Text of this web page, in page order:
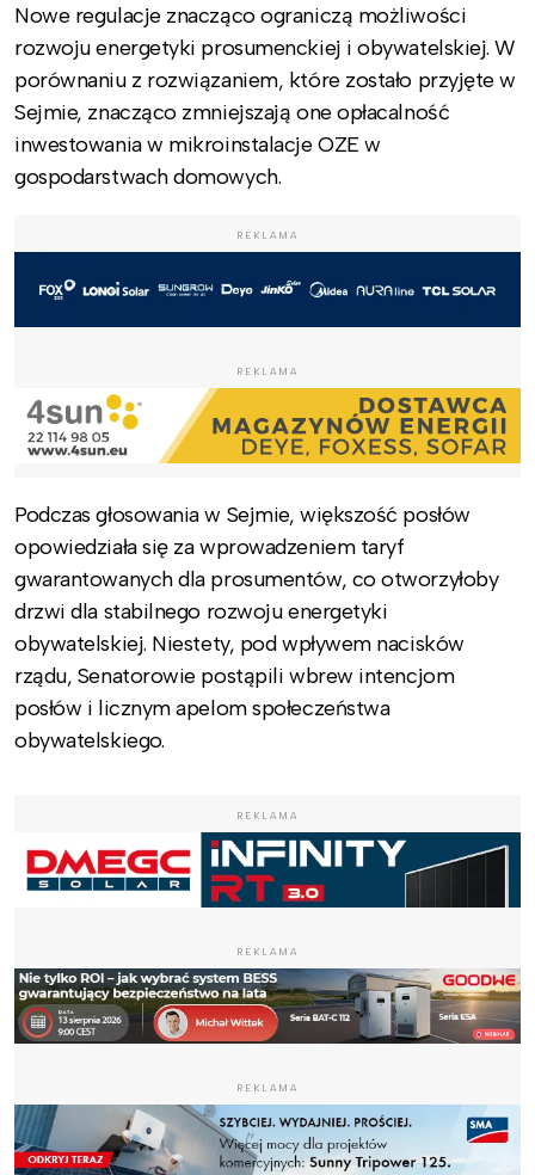
Nowe regulacje znacząco ograniczą możliwości
rozwoju energetyki prosumenckiej i obywatelskiej. W
porównaniu z rozwiązaniem, które zostało przyjęte w
Sejmie, znacząco zmniejszają one opłacalność
inwestowania w mikroinstalacje OZE w
gospodarstwach domowych.
REKLAMA
REKLAMA
Podczas głosowania w Sejmie, większość posłów
opowiedziała się za wprowadzeniem taryf
gwarantowanych dla prosumentów, co otworzyłoby
drzwi dla stabilnego rozwoju energetyki
obywatelskiej. Niestety, pod wpływem nacisków
rządu, Senatorowie postąpili wbrew intencjom
posłów i licznym apelom społeczeństwa
obywatelskiego.
REKLAMA
REKLAMA
REKLAMA